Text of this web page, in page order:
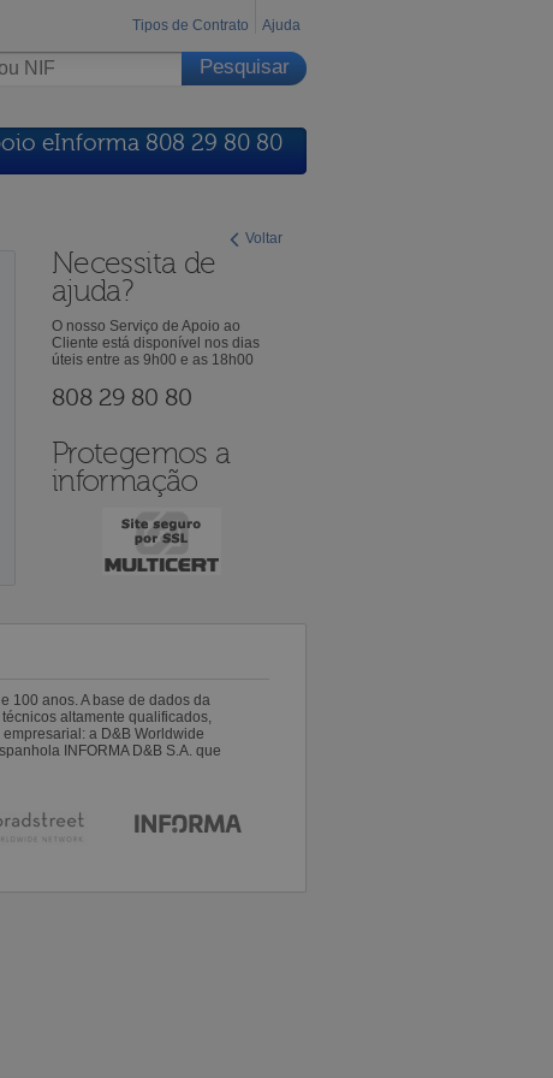
Tipos de Contrato Ajuda
eInforma 808 29 80 80
Voltar
Necessita de
ajuda?
O nosso Serviço de Apoio ao
Cliente está disponível nos dias
úteis entre as 9h00 e as 18h00
808 29 80 80
Protegemos a
informação
100 anos. A base de dados da
altamente qualificados,
a D&B Worldwide
INFORMA D&B S.A. que